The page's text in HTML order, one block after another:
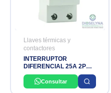
Llaves térmicas y
contactores
INTERRUPTOR
DIFERENCIAL 25A 2P
30MA ADC 240V
GENERAL ELECTRIC
Consultar